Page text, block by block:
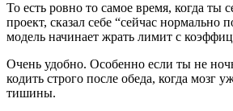
То есть ровно то самое время, когда ты
проект, сказал себе “сейчас нормально
модель начинает жрать лимит с
Очень удобно. Особенно если ты не
кодить строго после обеда, когда мозг
тишины.